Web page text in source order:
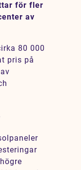
för fler
av
80 000
pris på